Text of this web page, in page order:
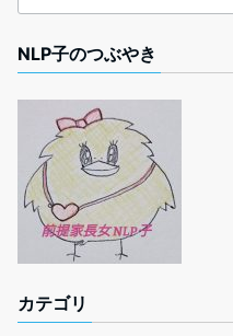
NLP子のつぶやき
カテゴリ